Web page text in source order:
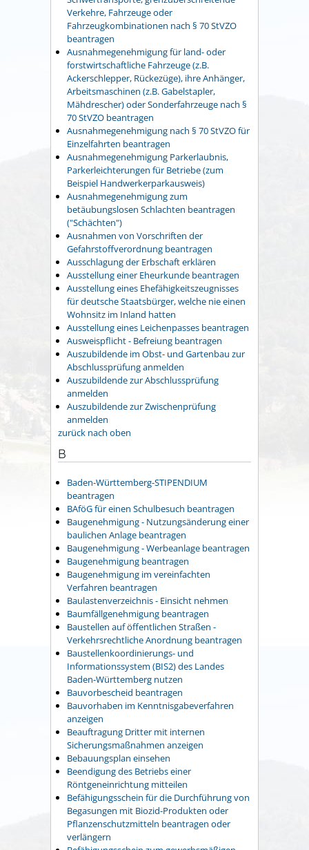
Verkehre, Fahrzeuge oder
Fahrzeugkombinationen nach § 70 StVZO
beantragen
Ausnahmegenehmigung für land- oder
forstwirtschaftliche Fahrzeuge (z.B.
Ackerschlepper, Rückezüge), ihre Anhänger,
Arbeitsmaschinen (z.B. Gabelstapler,
Mähdrescher) oder Sonderfahrzeuge nach §
70 StVZO beantragen
Ausnahmegenehmigung nach § 70 StVZO für
Einzelfahrten beantragen
Ausnahmegenehmigung Parkerlaubnis,
Parkerleichterungen für Betriebe (zum
Beispiel Handwerkerparkausweis)
Ausnahmegenehmigung zum
betäubungslosen Schlachten beantragen
("Schächten")
Ausnahmen von Vorschriften der
Gefahrstoffverordnung beantragen
Ausschlagung der Erbschaft erklären
Ausstellung einer Eheurkunde beantragen
Ausstellung eines Ehefähigkeitszeugnisses
für deutsche Staatsbürger, welche nie einen
Wohnsitz im Inland hatten
Ausstellung eines Leichenpasses beantragen
Ausweispflicht - Befreiung beantragen
Auszubildende im Obst- und Gartenbau zur
Abschlussprüfung anmelden
Auszubildende zur Abschlussprüfung
anmelden
Auszubildende zur Zwischenprüfung
anmelden
zurück nach oben
B
Baden-Württemberg-STIPENDIUM
beantragen
BAföG für einen Schulbesuch beantragen
Baugenehmigung - Nutzungsänderung einer
baulichen Anlage beantragen
Baugenehmigung - Werbeanlage beantragen
Baugenehmigung beantragen
Baugenehmigung im vereinfachten
Verfahren beantragen
Baulastenverzeichnis - Einsicht nehmen
Baumfällgenehmigung beantragen
Baustellen auf öffentlichen Straßen -
Verkehrsrechtliche Anordnung beantragen
Baustellenkoordinierungs- und
Informationssystem (BIS2) des Landes
Baden-Württemberg nutzen
Bauvorbescheid beantragen
Bauvorhaben im Kenntnisgabeverfahren
anzeigen
Beauftragung Dritter mit internen
Sicherungsmaßnahmen anzeigen
Bebauungsplan einsehen
Beendigung des Betriebs einer
Röntgeneinrichtung mitteilen
Befähigungsschein für die Durchführung von
Begasungen mit Biozid-Produkten oder
Pflanzenschutzmitteln beantragen oder
verlängern